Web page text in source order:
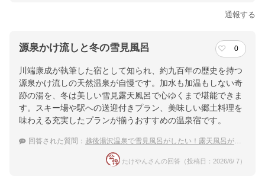
通報する
源泉かけ流しと冬の雪見風呂 0
川端康成が執筆した宿として知られ、約九百年の歴史を持つ
源泉かけ流しの天然温泉が自慢です。加水も加温もしない奇
跡の湯を、冬は美しい雪見露天風呂で心ゆくまで堪能できま
す。スキー場や駅への送迎付きプラン、美味しい郷土料理を
味わえる充実したプランが揃うおすすめの温泉宿です。
回答された質問： 越後湯沢温泉で雪見風呂がしたい！露天風呂がある温泉宿のおすすめは？
たけやんさんの回答（投稿日：2026/6/ 7）